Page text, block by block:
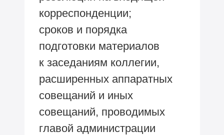
корреспонденции;
сроков и порядка
подготовки материалов
к заседаниям коллегии,
расширенных аппаратных
совещаний и иных
совещаний, проводимых
главой администрации